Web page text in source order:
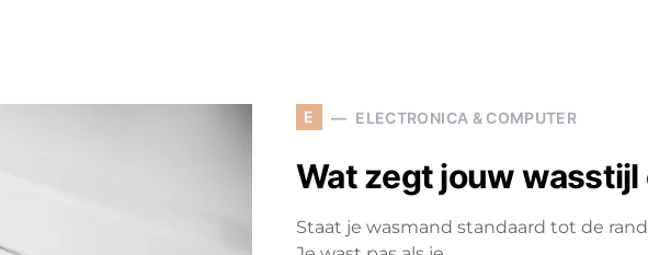
E ELECTRONICA & COMPUTER
Wat zegt jouw wasstijl
Staat je wasmand standaard tot de